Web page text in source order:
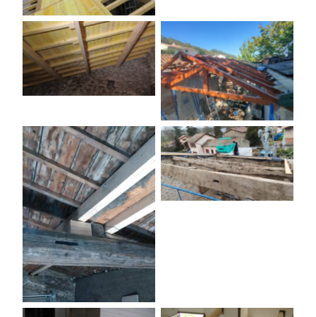
Aucune légende
oplus_0
Aucune légende
Aucune légende